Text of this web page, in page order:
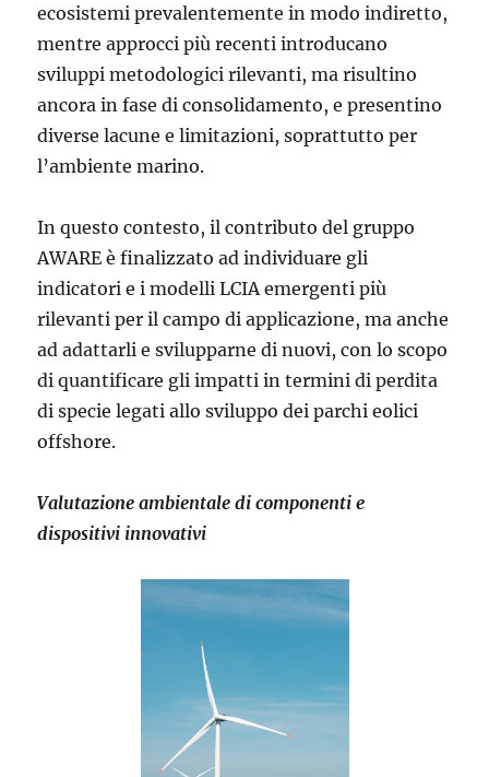
ecosistemi prevalentemente in modo indiretto,
mentre approcci più recenti introducano
sviluppi metodologici rilevanti, ma risultino
ancora in fase di consolidamento, e presentino
diverse lacune e limitazioni, soprattutto per
l’ambiente marino.
In questo contesto, il contributo del gruppo
AWARE è finalizzato ad individuare gli
indicatori e i modelli LCIA emergenti più
rilevanti per il campo di applicazione, ma anche
ad adattarli e svilupparne di nuovi, con lo scopo
di quantificare gli impatti in termini di perdita
di specie legati allo sviluppo dei parchi eolici
offshore.
Valutazione ambientale di componenti e
dispositivi innovativi